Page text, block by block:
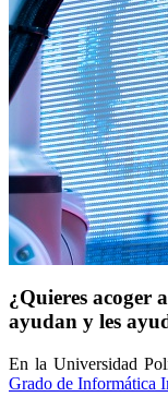
¿Quieres acoger
ayudan y les
En la Universidad
Grado de Informática